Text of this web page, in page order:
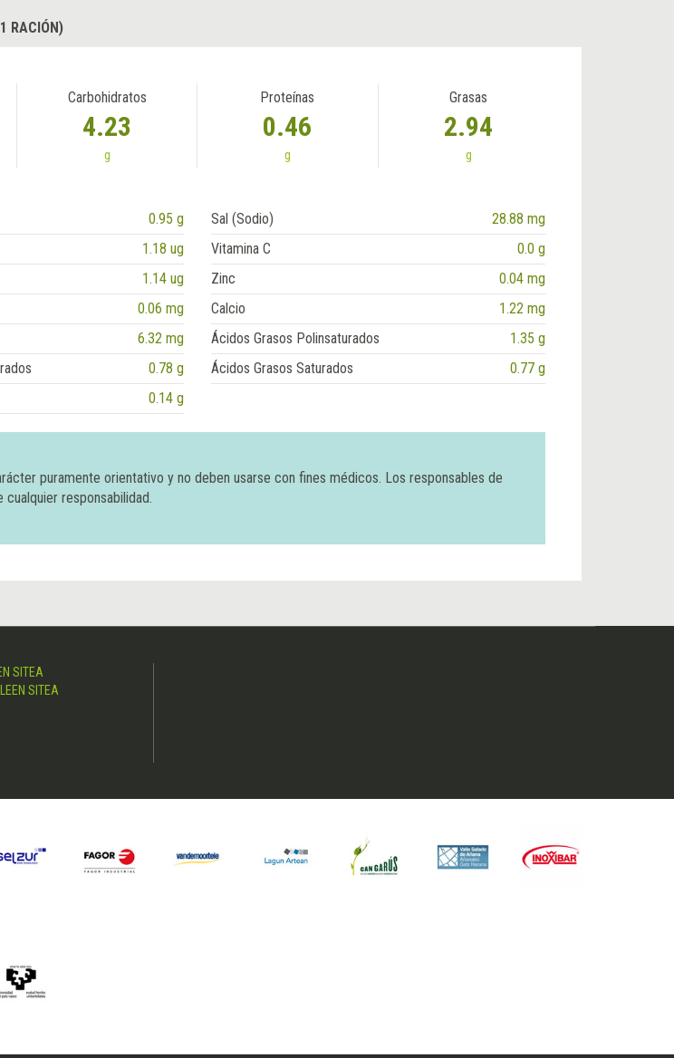
RACIÓN)
Carbohidratos
4.23
g
Proteínas
0.46
g
Grasas
2.94
g
0.95 g Sal (Sodio)
28.88 mg
1.18 ug Vitamina C
0.0 g
1.14 ug Zinc
0.04 mg
0.06 mg Calcio
1.22 mg
6.32 mg Ácidos Grasos Polinsaturados
1.35 g
0.78 g Ácidos Grasos Saturados
0.77 g
0.14 g
puramente orientativo y no deben usarse con fines médicos. Los responsables de
cualquier responsabilidad.
SITEA
SITEA